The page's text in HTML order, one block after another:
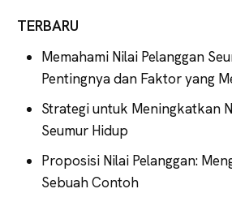
TERBARU
Memahami Nilai Pelanggan
Pentingnya dan Faktor yang
Strategi untuk Meningkatkan
Seumur Hidup
Proposisi Nilai Pelanggan:
Sebuah Contoh